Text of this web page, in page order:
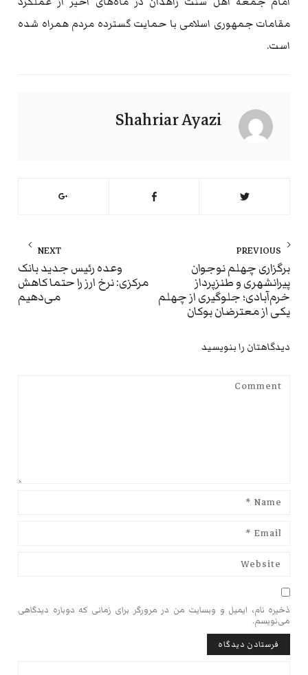
مقامات جمهوری اسلامی با حمایت گسترده مردم همراه شده
است.
Shahriar Ayazi
راهبری
نوشته
PREVIOUS
Previous
post:
برگزاری چهلم نوجوان
پیرانشهری و طنزپرداز
خرم‌آبادی؛ جلوگیری از چهلم
یکی از معترضان بوکان
NEXT
وعده رئیس جدید بانک
مرکزی: نرخ ارز را حتما کاهش
می‌دهیم
دیدگاهتان را بنویسید
ذخیره نام، ایمیل و وبسایت من در مرورگر برای زمانی که دوباره دیدگاهی
می‌نویسم.